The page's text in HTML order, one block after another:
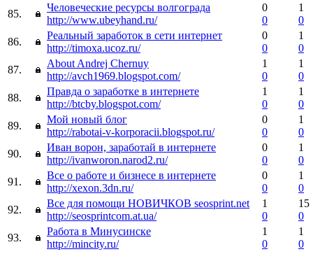
85.
Человеческие ресурсы волгограда
http://www.ubeyhand.ru/
0
0
1
0
86.
Реальный заработок в сети интернет
http://timoxa.ucoz.ru/
0
0
1
0
87.
About Andrej Chernuy
http://avch1969.blogspot.com/
1
0
1
0
88.
Правда о заработке в интернете
http://btcby.blogspot.com/
1
0
1
0
89.
Мой новый блог
http://rabotai-v-korporacii.blogspot.ru/
0
0
1
0
90.
Иван ворон, заработай в интернете
http://ivanworon.narod2.ru/
0
0
1
0
91.
Все о работе и бизнесе в интернете
http://xexon.3dn.ru/
0
0
1
0
92.
Все для помощи НОВИЧКОВ seosprint.net
http://seosprintcom.at.ua/
1
0
15
0
93.
Работа в Минусинске
http://mincity.ru/
1
0
1
0